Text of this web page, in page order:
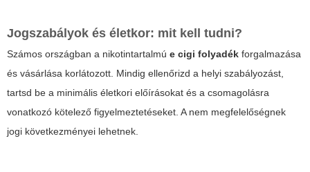
Jogszabályok és életkor: mit kell tudni?
Számos országban a nikotintartalmú e cigi folyadék forgalmazása
és vásárlása korlátozott. Mindig ellenőrizd a helyi szabályozást,
tartsd be a minimális életkori előírásokat és a csomagolásra
vonatkozó kötelező figyelmeztetéseket. A nem megfelelőségnek
jogi következményei lehetnek.